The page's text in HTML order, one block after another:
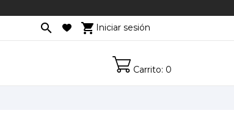
 shopping_cart Iniciar sesión
Carrito: 0
